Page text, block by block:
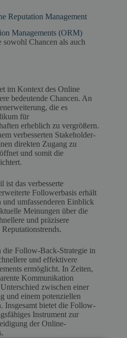
Reputation Management
Managements (ORM)
Chancen als auch
im Kontext des Online
bedeutende Chancen. An
die es
für
erheblich zu vergrößern.
verbesserten Stakeholder-
direkten Zugang zu
und somit die
ist das verbesserte
Followerbasis erhält
und umfassenderen Einblick
Meinungen über die
und präzisere
die Follow-Back-Strategie in
und effektivere
ermöglicht. In Zeiten,
Kommunikation
zwischen einer
und einem potenziellen
Insgesamt bietet die Follow-
Instrument zur
der Online-